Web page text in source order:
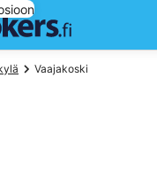
Vaajakoski